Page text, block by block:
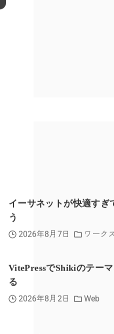
イーサネットが快適すぎ
う
2026年8月7日 ワーク
VitePressでShikiのテー
る
2026年8月2日 Web